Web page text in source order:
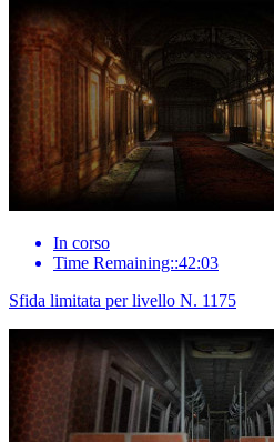
In corso
Time Remaining::42:03
Sfida limitata per livello N. 1175